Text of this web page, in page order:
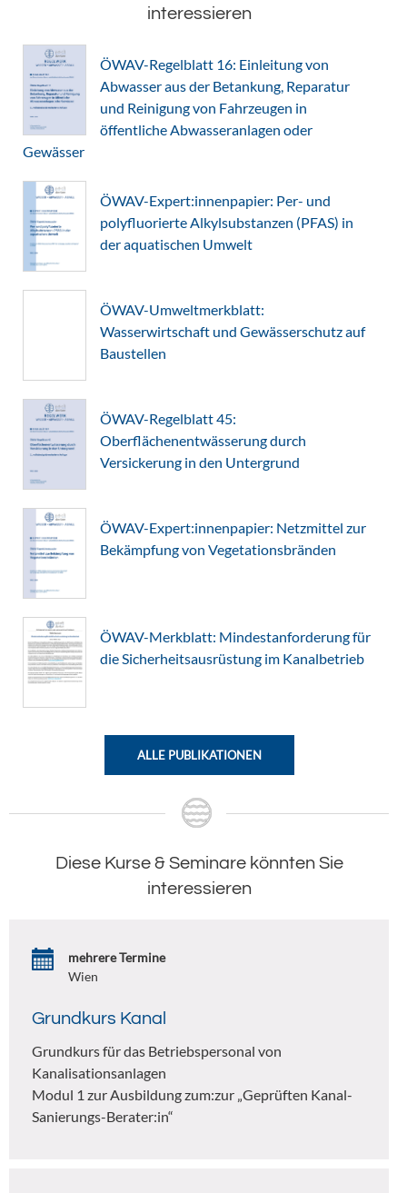
interessieren
ÖWAV-Regelblatt 16: Einleitung von
Abwasser aus der Betankung, Reparatur
und Reinigung von Fahrzeugen in
öffentliche Abwasseranlagen oder
Gewässer
ÖWAV-Expert:innenpapier: Per- und
polyfluorierte Alkylsubstanzen (PFAS) in
der aquatischen Umwelt
ÖWAV-Umweltmerkblatt:
Wasserwirtschaft und Gewässerschutz auf
Baustellen
ÖWAV-Regelblatt 45:
Oberflächenentwässerung durch
Versickerung in den Untergrund
ÖWAV-Expert:innenpapier: Netzmittel zur
Bekämpfung von Vegetationsbränden
ÖWAV-Merkblatt: Mindestanforderung für
die Sicherheitsausrüstung im Kanalbetrieb
ALLE PUBLIKATIONEN
Diese Kurse & Seminare könnten Sie
interessieren
mehrere Termine
Wien
Grundkurs Kanal
Grundkurs für das Betriebspersonal von
Kanalisationsanlagen
Modul 1 zur Ausbildung zum:zur „Geprüften Kanal-
Sanierungs-Berater:in“